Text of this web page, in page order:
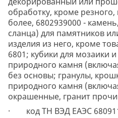
обработку, кроме резного,
более, 6802939000 -
сланца) для памятников
изделия из него, кроме
6801; кубики для мозаики
природного камня
без основы; гранулы,
природного камня
окрашенные, гранит
· код ТН ВЭД ЕАЭС